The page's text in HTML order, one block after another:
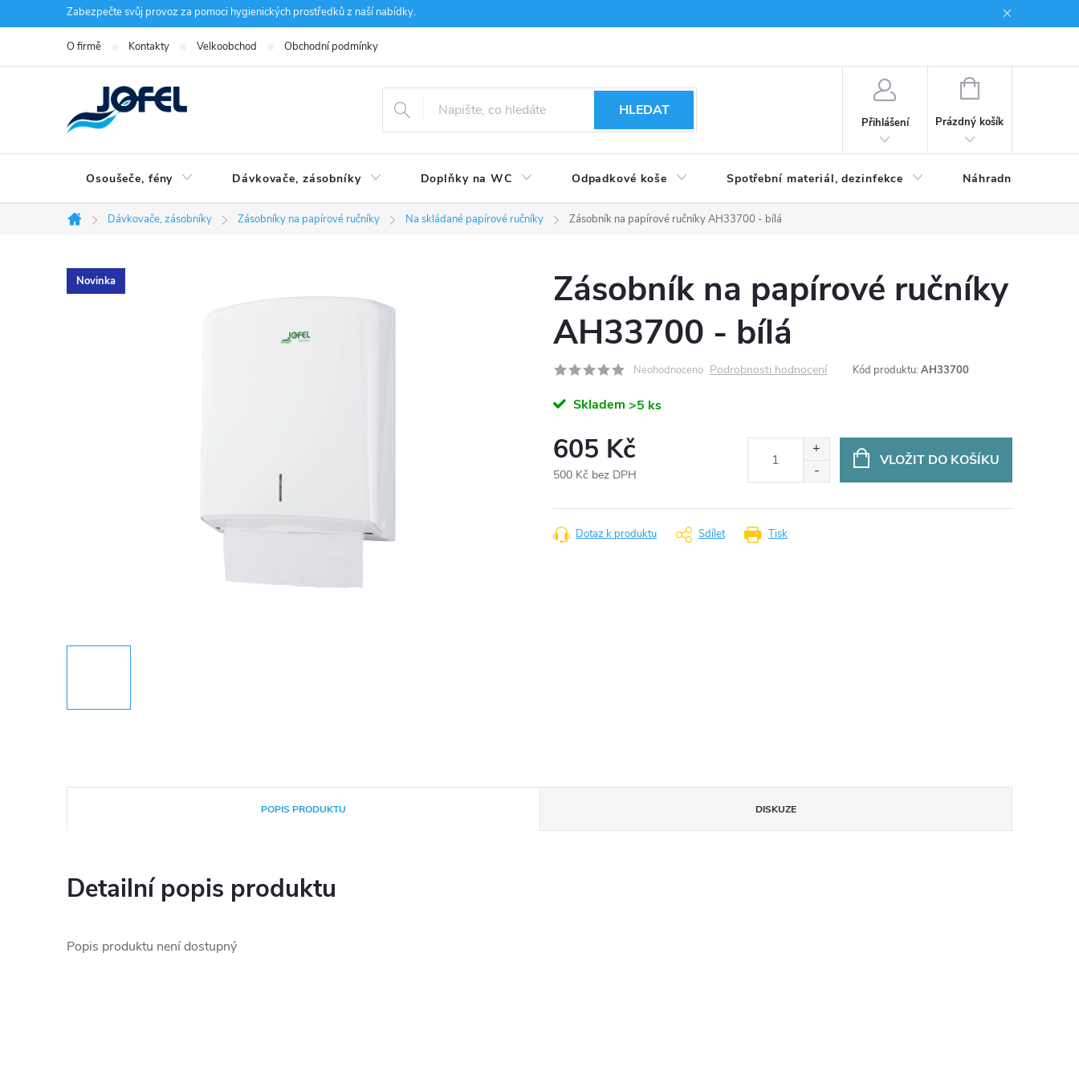
na
Zabezpečte svůj provoz za pomoci hygienických prostředků z naší nabídky.
O firmě Kontakty Velkoobchod Obchodní podmínky
HLEDAT
Přihlášení
NÁKUPNÍ
Prázdný košík
Osoušeče, fény Dávkovače, zásobníky Doplňky na WC Odpadkové koše Spotřební materiál, dezinfekce Náhradní díly
Domů
Dávkovače, zásobníky Zásobníky na papírové ručníky Na skládané papírové ručníky Zásobník na papírové ručníky AH33700 - bílá
Novinka
Zásobník na papírové ručníky
AH33700 - bílá
Neohodnoceno Podrobnosti hodnocení Kód produktu: AH33700
Skladem >5 ks
605 Kč
500 Kč bez DPH
cena:
VLOŽIT DO KOŠÍKU
Tisk
Dotaz k produktu Sdílet
POPIS PRODUKTU DISKUZE
Detailní popis produktu
Popis produktu není dostupný